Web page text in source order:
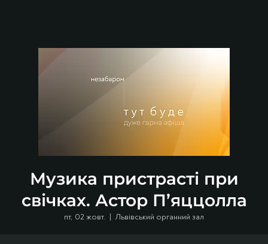
Музика пристрасті при
свічках. Астор П’яццолла
пт, 02 жовт.
  |
Львівський органний зал